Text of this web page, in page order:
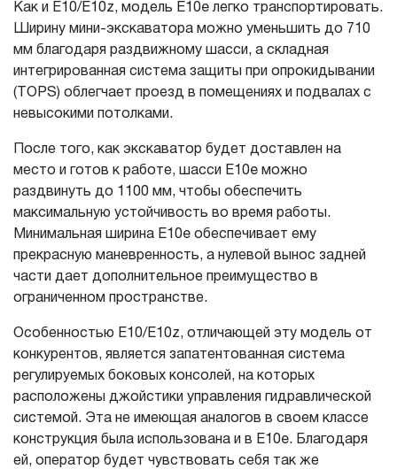
Как и E10/E10z, модель E10e легко транспортировать.
Ширину мини-экскаватора можно уменьшить до 710
мм благодаря раздвижному шасси, а складная
интегрированная система защиты при опрокидывании
(TOPS) облегчает проезд в помещениях и подвалах с
невысокими потолками.
После того, как экскаватор будет доставлен на
место и готов к работе, шасси E10e можно
раздвинуть до 1100 мм, чтобы обеспечить
максимальную устойчивость во время работы.
Минимальная ширина E10e обеспечивает ему
прекрасную маневренность, а нулевой вынос задней
части дает дополнительное преимущество в
ограниченном пространстве.
Особенностью E10/E10z, отличающей эту модель от
конкурентов, является запатентованная система
регулируемых боковых консолей, на которых
расположены джойстики управления гидравлической
системой. Эта не имеющая аналогов в своем классе
конструкция была использована и в E10e. Благодаря
ей, оператор будет чувствовать себя так же